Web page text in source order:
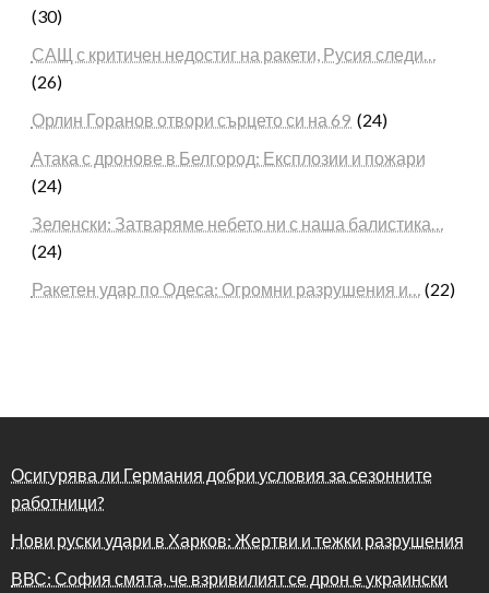
(30)
САЩ с критичен недостиг на ракети, Русия следи…
(26)
Орлин Горанов отвори сърцето си на 69 (24)
Атака с дронове в Белгород: Експлозии и пожари
(24)
Зеленски: Затваряме небето ни с наша балистика…
(24)
Ракетен удар по Одеса: Огромни разрушения и… (22)
Осигурява ли Германия добри условия за сезонните
работници?
Нови руски удари в Харков: Жертви и тежки разрушения
ВВС: София смята, че взривилият се дрон е украински